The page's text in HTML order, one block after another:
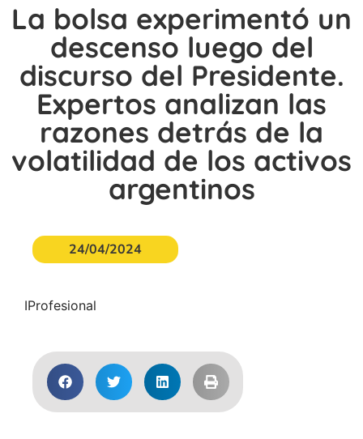
La bolsa experimentó un
descenso luego del
discurso del Presidente.
Expertos analizan las
razones detrás de la
volatilidad de los activos
argentinos
24/04/2024
IProfesional